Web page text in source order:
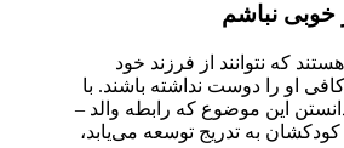
که نتوانند از فرزند خود
کافی او را دوست نداشته باشند. با
دانستن این موضوع که رابطه والد –
به تدریج توسعه می‌یابد،